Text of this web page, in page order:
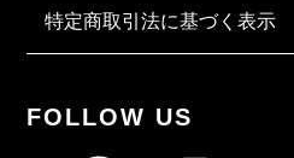
特定商取引法に基づく表示
FOLLOW US